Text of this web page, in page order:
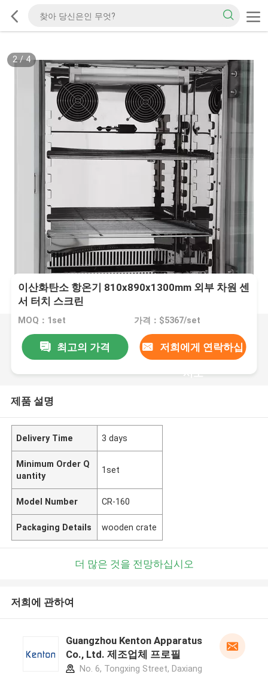
2/4
이산화탄소 항온기 810x890x1300mm 외부 차원 센
서 터치 스크린
MOQ：1set 가격：$5367/set
최고의 가격 저희에게 연락하십
시오
제품 설명
Delivery Time 3 days
Minimum Order Q
uantity
1set
Model Number CR-160
Packaging Details wooden crate
더 많은 것을 전망하십시오
저희에 관하여
Guangzhou Kenton Apparatus
Co., Ltd. 제조업체 프로필
No. 6, Tongxing Street, Daxiang